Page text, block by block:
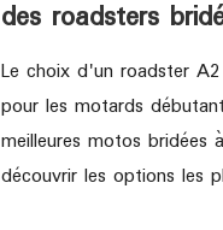
des roadsters
Le choix d'un roadster
pour les motards
meilleures motos bridées
découvrir les options les